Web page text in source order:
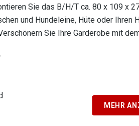
Sie das B/H/T ca. 80 x 109 x
und Hundeleine, Hüte oder
Sie Ihre Garderobe mit
MEHR